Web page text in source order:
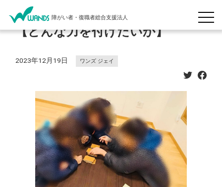
障がい者・復職者総合支援法人
【どんな力を付けたいか】
2023年12月19日 ワンズ ジェイ